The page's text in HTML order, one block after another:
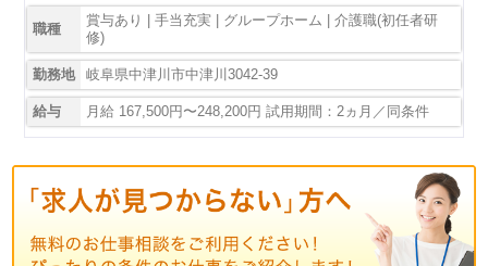
職種
賞与あり | 手当充実 | グループホーム | 介護職(初任者研
修)
勤務地 岐阜県中津川市中津川3042-39
給与 月給 167,500円〜248,200円 試用期間：2ヵ月／同条件